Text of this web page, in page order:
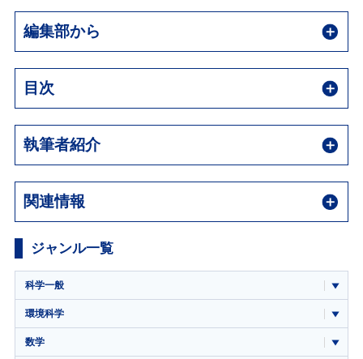
編集部から
目次
執筆者紹介
関連情報
ジャンル一覧
科学一般
環境科学
数学